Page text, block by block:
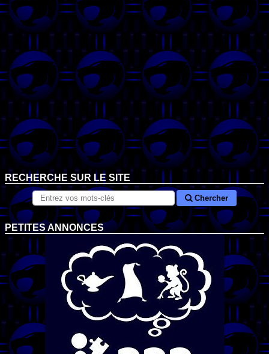
RECHERCHE SUR LE SITE
Chercher
PETITES ANNONCES